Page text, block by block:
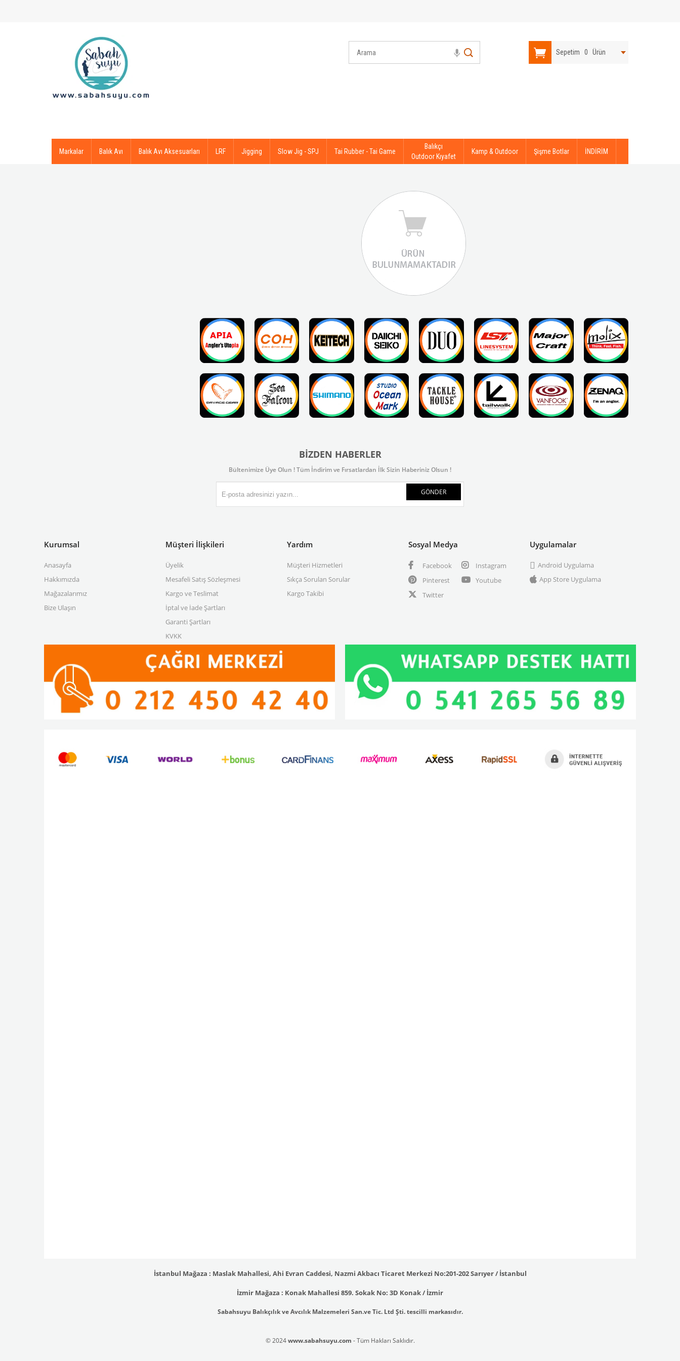
Sepetim 0 Ürün
Markalar Balık Avı Balık Avı Aksesuarları LRF Jigging Slow Jig - SPJ Tai Rubber - Tai Game
Balıkçı
Outdoor Kıyafet
Kamp & Outdoor Şişme Botlar İNDİRİM
BIZDEN HABERLER
Bültenimize Üye Olun ! Tüm İndirim ve Fırsatlardan İlk Sizin Haberiniz Olsun !
GÖNDER
Kurumsal
Anasayfa
Hakkımızda
Mağazalarımız
Bize Ulaşın
Müşteri İlişkileri
Üyelik
Mesafeli Satış Sözleşmesi
Kargo ve Teslimat
İptal ve İade Şartları
Garanti Şartları
KVKK
Yardım
Müşteri Hizmetleri
Sıkça Sorulan Sorular
Kargo Takibi
Sosyal Medya
Facebook
Instagram
Pinterest
Youtube
Twitter
Uygulamalar
Android Uygulama
App Store Uygulama
İstanbul Mağaza : Maslak Mahallesi, Ahi Evran Caddesi, Nazmi Akbacı Ticaret Merkezi No:201-202 Sarıyer / İstanbul
İzmir Mağaza : Konak Mahallesi 859. Sokak No: 3D Konak / İzmir
Sabahsuyu Balıkçılık ve Avcılık Malzemeleri San.ve Tic. Ltd Şti. tescilli markasıdır.
© 2024www.sabahsuyu.com - Tüm Hakları Saklıdır.